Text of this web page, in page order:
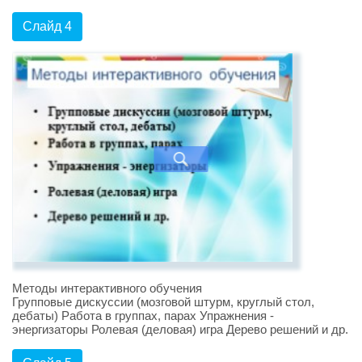
Слайд 4
Методы интерактивного обучения
Групповые дискуссии (мозговой штурм, круглый стол,
дебаты) Работа в группах, парах Упражнения -
энергизаторы Ролевая (деловая) игра Дерево решений и др.